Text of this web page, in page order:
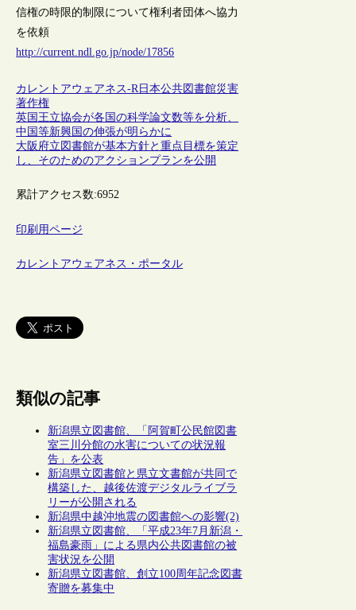
信権の時限的制限について権利者団体へ協力
を依頼
http://current.ndl.go.jp/node/17856
カレントアウェアネス-R日本公共図書館災害
著作権
英国王立協会が各国の科学論文数等を分析、
中国等新興国の伸張が明らかに
大阪府立図書館が基本方針と重点目標を策定
し、そのためのアクションプランを公開
累計アクセス数:6952
印刷用ページ
カレントアウェアネス・ポータル
類似の記事
新潟県立図書館、「阿賀町公民館図書
室三川分館の水害についての状況報
告」を公表
新潟県立図書館と県立文書館が共同で
構築した、越後佐渡デジタルライブラ
リーが公開される
新潟県中越沖地震の図書館への影響(2)
新潟県立図書館、「平成23年7月新潟・
福島豪雨」による県内公共図書館の被
害状況を公開
新潟県立図書館、創立100周年記念図書
寄贈を募集中